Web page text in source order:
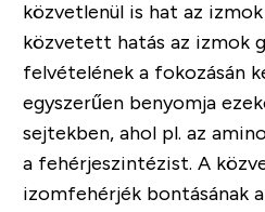
közvetlenül is hat az
közvetett hatás az izmok
felvételének a fokozásán
egyszerűen benyomja
sejtekben, ahol pl. az
a fehérjeszintézist. A
izomfehérjék bontásának